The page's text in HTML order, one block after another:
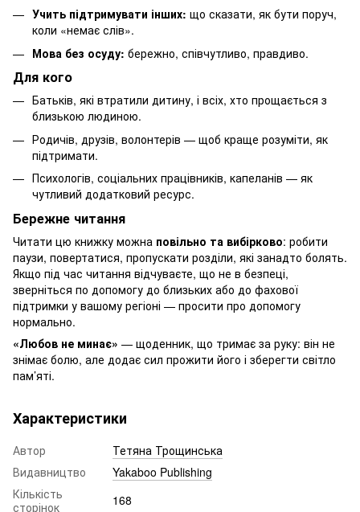
Учить підтримувати інших: що сказати, як бути поруч,
коли «немає слів».
Мова без осуду: бережно, співчутливо, правдиво.
Для кого
Батьків, які втратили дитину, і всіх, хто прощається з
близькою людиною.
Родичів, друзів, волонтерів — щоб краще розуміти, як
підтримати.
Психологів, соціальних працівників, капеланів — як
чутливий додатковий ресурс.
Бережне читання
Читати цю книжку можна повільно та вибірково: робити
паузи, повертатися, пропускати розділи, які занадто болять.
Якщо під час читання відчуваєте, що не в безпеці,
зверніться по допомогу до близьких або до фахової
підтримки у вашому регіоні — просити про допомогу
нормально.
«Любов не минає» — щоденник, що тримає за руку: він не
знімає болю, але додає сил прожити його і зберегти світло
пам’яті.
Характеристики
Автор
Тетяна Трощинська
Видавництво
Yakaboo Publishing
Кількість
сторінок
168